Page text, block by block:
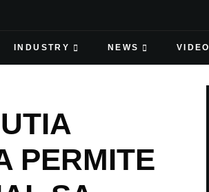
INDUSTRY NEWS VIDEO
PERMITE